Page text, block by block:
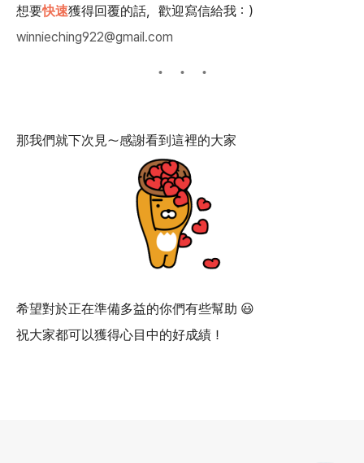
想要快速獲得回覆的話，歡迎寫信給我：）
winnieching922@gmail.com
那我們就下次見～感謝看到這裡的大家
希望對於正在準備多益的你們有些幫助 😃
祝大家都可以獲得心目中的好成績！